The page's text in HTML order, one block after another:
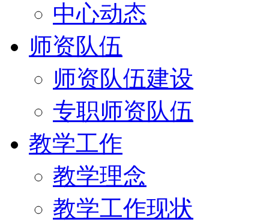
中心动态
师资队伍
师资队伍建设
专职师资队伍
教学工作
教学理念
教学工作现状